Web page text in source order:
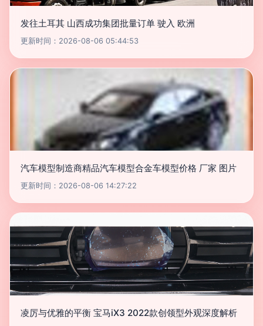
发往土耳其 山西成功集团批量订单 驶入 欧洲
更新时间：2026-08-06 05:44:53
汽车模型制造商精品汽车模型合金车模型价格 厂家 图片
更新时间：2026-08-06 14:27:22
凌厉与优雅的平衡 宝马iX3 2022款创领型外观深度解析